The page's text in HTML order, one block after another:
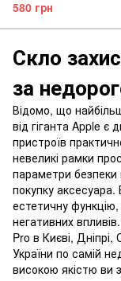
580 грн
Скло
за
Відомо, що
від гіганта Apple
пристроїв
невеликі рамки
параметри
покупку
естетичну
негативних
Pro в Києві, Дніпрі,
України по самій
високою якістю ви